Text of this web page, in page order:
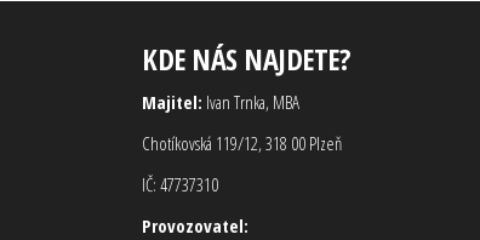
KDE NÁS NAJDETE?
Majitel: Ivan Trnka, MBA
Chotíkovská 119/12, 318 00 Plzeň
IČ: 47737310
Provozovatel: